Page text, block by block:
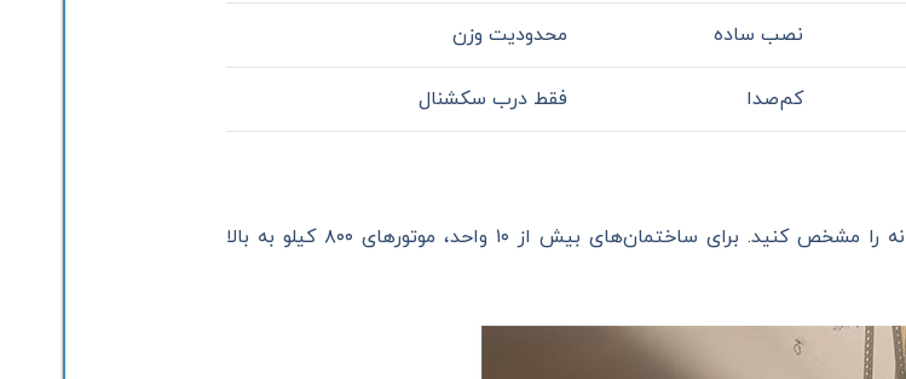
نصب ساده محدودیت وزن
کم‌صدا فقط درب سکشنال
قبل از خرید موتور جدید، وزن تقریبی درب و تعداد تردد روزانه را مشخص کنید. برای ساختمان‌های بیش از ۱۰ واحد، موتورهای ۸۰۰ کیلو به بالا